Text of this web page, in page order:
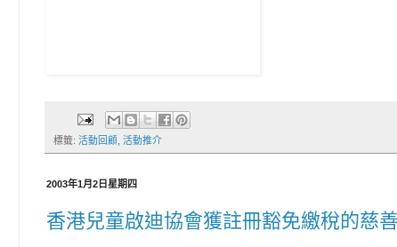
標籤: 活動回顧 活動推介
2003年1月2日星期四
香港兒童啟迪協會獲註冊豁免繳稅的慈